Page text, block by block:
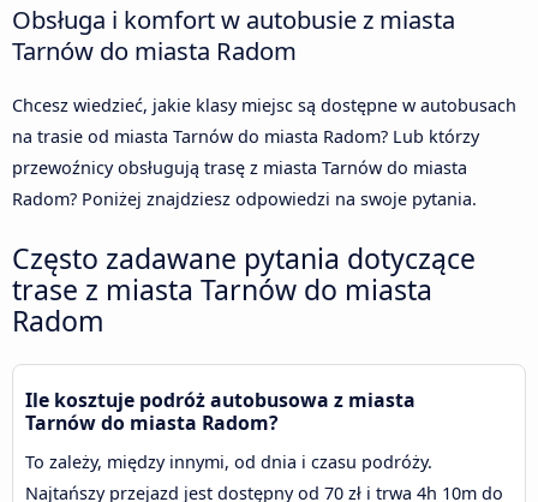
Obsługa i komfort w autobusie z miasta
Tarnów do miasta Radom
Chcesz wiedzieć, jakie klasy miejsc są dostępne w autobusach
na trasie od miasta Tarnów do miasta Radom? Lub którzy
przewoźnicy obsługują trasę z miasta Tarnów do miasta
Radom? Poniżej znajdziesz odpowiedzi na swoje pytania.
Często zadawane pytania dotyczące
trase z miasta Tarnów do miasta
Radom
Ile kosztuje podróż autobusowa z miasta
Tarnów do miasta Radom?
To zależy, między innymi, od dnia i czasu podróży.
Najtańszy przejazd jest dostępny od 70 zł i trwa 4h 10m do